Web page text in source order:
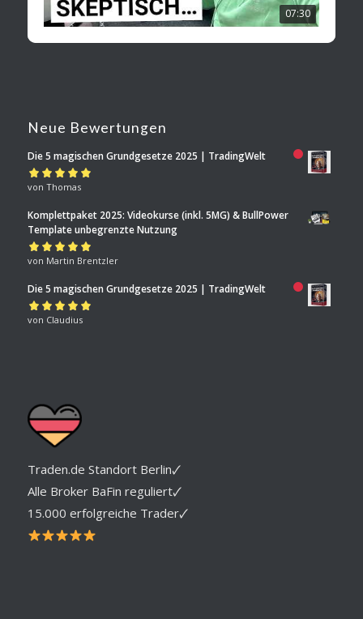
07:30
Neue Bewertungen
Die 5 magischen Grundgesetze 2025 | TradingWelt
Bewertet mit
von Thomas
Komplettpaket 2025: Videokurse (inkl. 5MG) & BullPower
Template unbegrenzte Nutzung
Bewertet mit5
von Martin Brentzler
Die 5 magischen Grundgesetze 2025 | TradingWelt
Bewertet mit
von Claudius
Traden.de Standort Berlin🗸
Alle Broker BaFin reguliert🗸
15.000 erfolgreiche Trader🗸